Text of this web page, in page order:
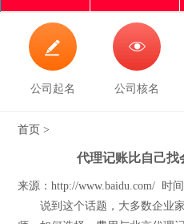

公司起名

公司核名
首页 >
代理记账比自己找
来源：http://www.baidu.com/ 时
说到这个话题，大多数企业家